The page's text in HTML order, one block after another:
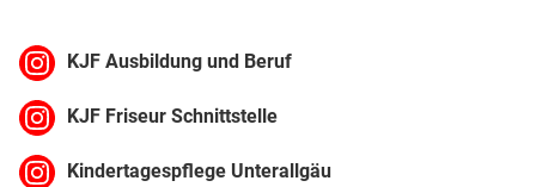
KJF Ausbildung und Beruf
KJF Friseur Schnittstelle
Kindertagespflege Unterallgäu